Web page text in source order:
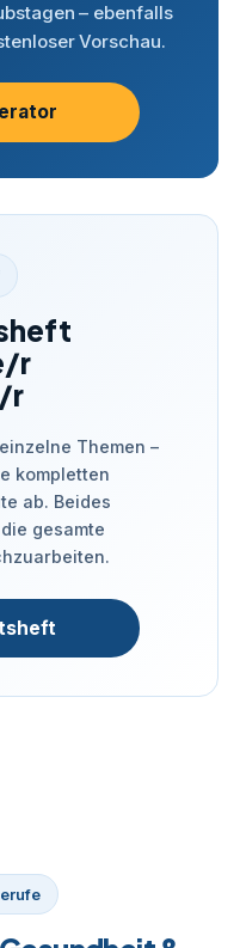
– ebenfalls
Vorschau.
r
r
Themen –
kompletten
ab. Beides
gesamte